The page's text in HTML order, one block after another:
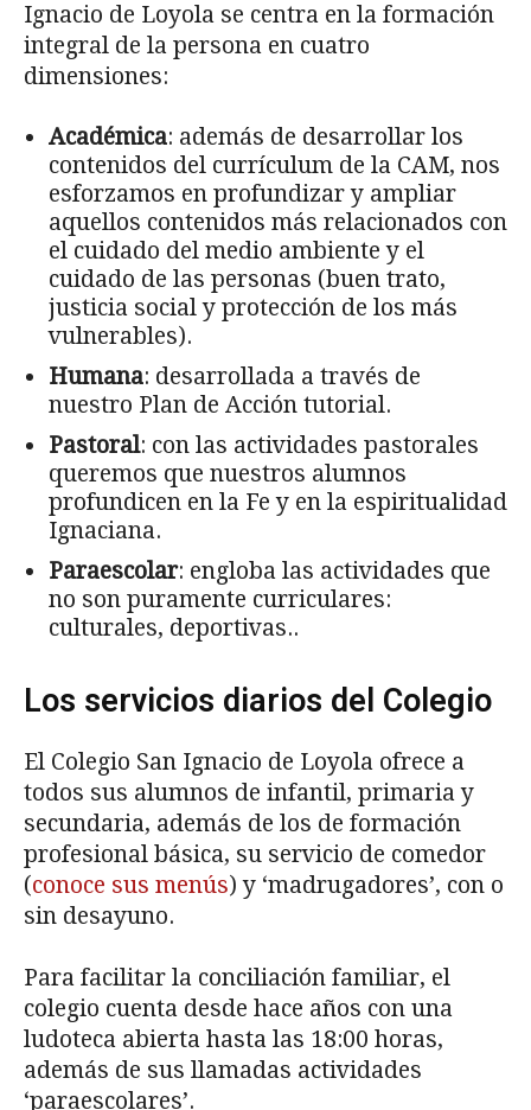
Ignacio de Loyola se centra en la formación
integral de la persona en cuatro
dimensiones:
Académica: además de desarrollar los
contenidos del currículum de la CAM, nos
esforzamos en profundizar y ampliar
aquellos contenidos más relacionados con
el cuidado del medio ambiente y el
cuidado de las personas (buen trato,
justicia social y protección de los más
vulnerables).
Humana: desarrollada a través de
nuestro Plan de Acción tutorial.
Pastoral: con las actividades pastorales
queremos que nuestros alumnos
profundicen en la Fe y en la espiritualidad
Ignaciana.
Paraescolar: engloba las actividades que
no son puramente curriculares:
culturales, deportivas..
Los servicios diarios del Colegio
El Colegio San Ignacio de Loyola ofrece a
todos sus alumnos de infantil, primaria y
secundaria, además de los de formación
profesional básica, su servicio de comedor
(conoce sus menús) y ‘madrugadores’, con o
sin desayuno.
Para facilitar la conciliación familiar, el
colegio cuenta desde hace años con una
ludoteca abierta hasta las 18:00 horas,
además de sus llamadas actividades
‘paraescolares’.